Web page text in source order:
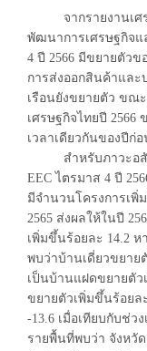
จากรายงานเศรษ
พัฒนาการเศรษฐกิจแ
4 ปี 2566 มีขยายตัวข
การส่งออกสินค้าและ
เรือนยังขยายตัว ขณ
เศรษฐกิจไทยปี 2566
เวลาเดียวกันของปีก่อ
สำหรับภาวะอสังห
EEC ไตรมาส 4 ปี
มีจำนวนโครงการเพิ่
2565 ส่งผลให้ในปี
เพิ่มขึ้นร้อยละ 14.2
พบว่าบ้านเดี่ยวขยาย
เป็นบ้านแฝดขยายตั
ขยายตัวเพิ่มขึ้นร้อยล
-13.6 เมื่อเทียบกับช่ว
รายพื้นที่พบว่า จังหวั